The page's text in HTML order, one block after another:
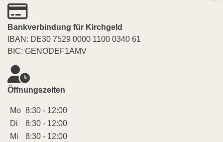
Bankverbindung für Kirchgeld
IBAN: DE30 7529 0000 1100 0340 61
BIC: GENODEF1AMV
Öffnungszeiten
Mo 8:30 - 12:00
Di
8:30 - 12:00
Mi
8:30 - 12:00